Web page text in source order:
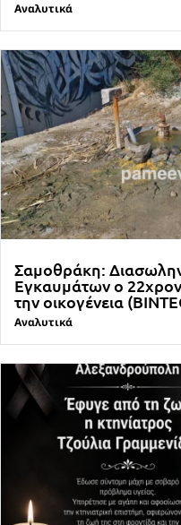
Αναλυτικά
Σαμοθράκη:
Εγκαυμάτων ο
την οικογένεια
Αναλυτικά